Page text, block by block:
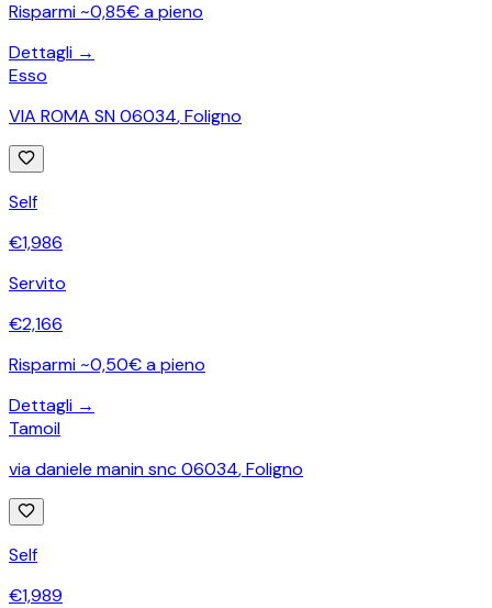
Risparmi ~0,85€ a pieno
Dettagli →
Esso
VIA ROMA SN 06034,Foligno
Self
€1,986
Servito
€2,166
Risparmi ~0,50€ a pieno
Dettagli →
Tamoil
via daniele manin snc 06034,Foligno
Self
€1,989